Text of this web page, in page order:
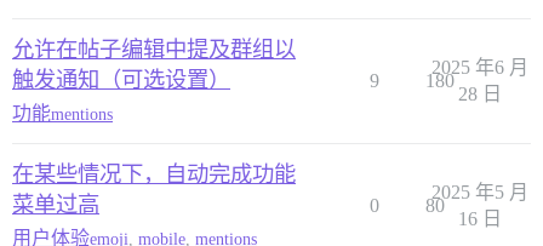
允许在帖子编辑中提及群组以
触发通知（可选设置）
功能mentions
9 180
2025 年6 月
28 日
在某些情况下，自动完成功能
菜单过高
用户体验emoji mobile mentions
0 80
2025 年5 月
16 日